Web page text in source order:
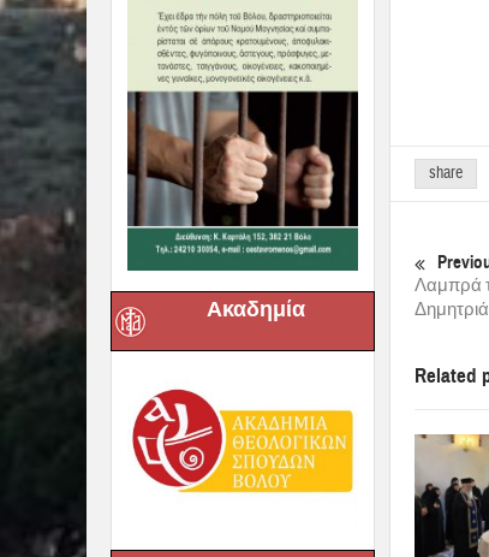
Ακαδημία
share
Λαμπρά
Related